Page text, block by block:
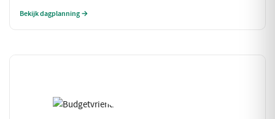
Bekijk dagplanning →